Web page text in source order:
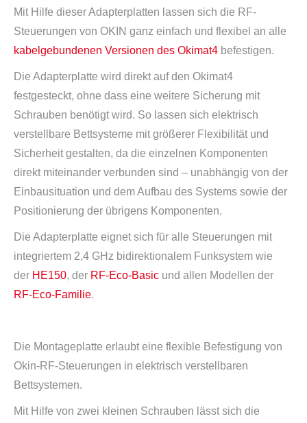
Mit Hilfe dieser Adapterplatten lassen sich die RF-
Steuerungen von OKIN ganz einfach und flexibel an alle
kabelgebundenen Versionen des Okimat4 befestigen.
Die Adapterplatte wird direkt auf den Okimat4
festgesteckt, ohne dass eine weitere Sicherung mit
Schrauben benötigt wird. So lassen sich elektrisch
verstellbare Bettsysteme mit größerer Flexibilität und
Sicherheit gestalten, da die einzelnen Komponenten
direkt miteinander verbunden sind – unabhängig von der
Einbausituation und dem Aufbau des Systems sowie der
Positionierung der übrigens Komponenten.
Die Adapterplatte eignet sich für alle Steuerungen mit
integriertem 2,4 GHz bidirektionalem Funksystem wie
der HE150, der RF-Eco-Basic und allen Modellen der
RF-Eco-Familie.
Die Montageplatte erlaubt eine flexible Befestigung von
Okin-RF-Steuerungen in elektrisch verstellbaren
Bettsystemen.
Mit Hilfe von zwei kleinen Schrauben lässt sich die